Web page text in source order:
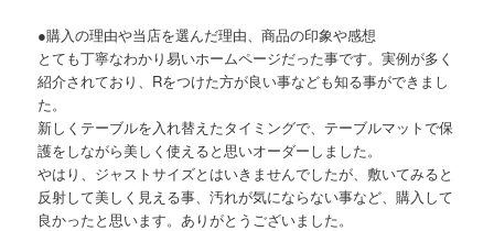
●購入の理由や当店を選んだ理由、商品の印象や感想
とても丁寧なわかり易いホームページだった事です。実例が多く
紹介されており、Rをつけた方が良い事なども知る事ができまし
た。
新しくテーブルを入れ替えたタイミングで、テーブルマットで保
護をしながら美しく使えると思いオーダーしました。
やはり、ジャストサイズとはいきませんでしたが、敷いてみると
反射して美しく見える事、汚れが気にならない事など、購入して
良かったと思います。ありがとうございました。